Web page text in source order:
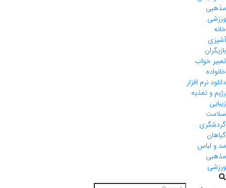
مذهبی
ورزشی
خانه
آشپزی
بازیگران
تعبیر خواب
خانواده
دانلود نرم افزار
رژیم و تغذیه
زیبایی
سلامت
گردشگری
گیاهان
مد و لباس
مذهبی
ورزشی